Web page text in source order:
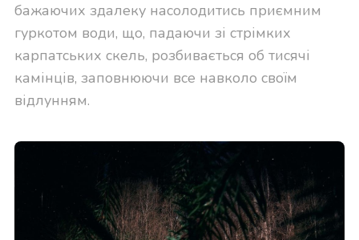
бажаючих здалеку насолодитись приємним
гуркотом води, що, падаючи зі стрімких
карпатських скель, розбивається об тисячі
камінців, заповнюючи все навколо своїм
відлунням.